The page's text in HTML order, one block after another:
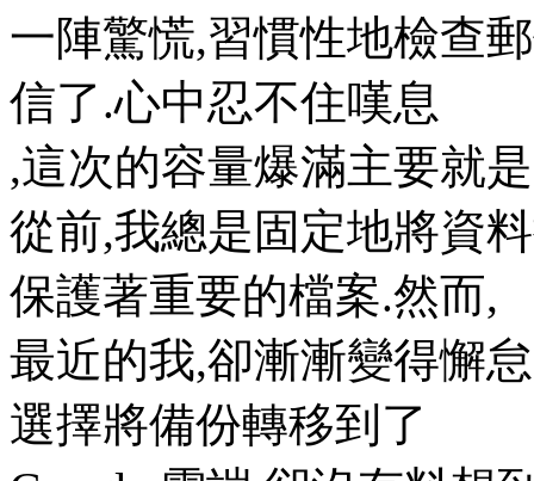
一陣驚慌,習慣性地檢查
信了.心中忍不住嘆息
,這次的容量爆滿主要就
從前,我總是固定地將資
保護著重要的檔案.然而,
最近的我,卻漸漸變得懈
選擇將備份轉移到了